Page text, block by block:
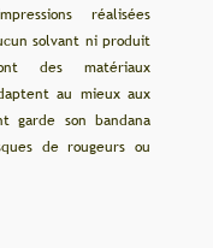
réalisées
solvant ni produit
des matériaux
au mieux aux
garde son bandana
de rougeurs ou